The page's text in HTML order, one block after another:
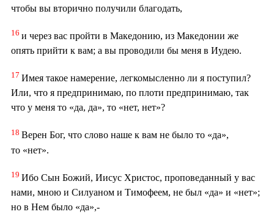
чтобы вы вторично получили благодать,
16 и через вас пройти в Македонию, из Македонии же
опять прийти к вам; а вы проводили бы меня в Иудею.
17 Имея такое намерение, легкомысленно ли я поступил?
Или, что я предпринимаю, по плоти предпринимаю, так
что у меня то «да, да», то «нет, нет»?
18 Верен Бог, что слово наше к вам не было то «да»,
то «нет».
19 Ибо Сын Божий, Иисус Христос, проповеданный у вас
нами, мною и Силуаном и Тимофеем, не был «да» и «нет»;
но в Нем было «да»,-